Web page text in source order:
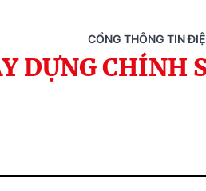
CỔNG THÔNG TIN
DỰNG CHÍNH